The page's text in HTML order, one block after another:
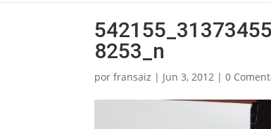
8253_n
porfransaiz | Jun 3, 2012 |0